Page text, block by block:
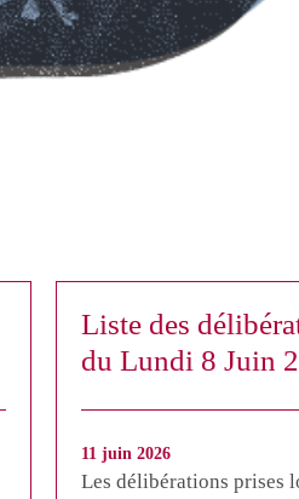
Liste des
du Lundi 8 Juin
11 juin 2026
Les délibérations prises